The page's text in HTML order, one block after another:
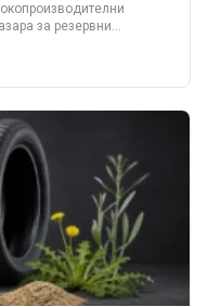
за резервни…